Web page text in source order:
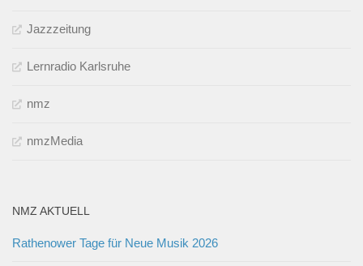
Jazzzeitung
Lernradio Karlsruhe
nmz
nmzMedia
NMZ AKTUELL
Rathenower Tage für Neue Musik 2026